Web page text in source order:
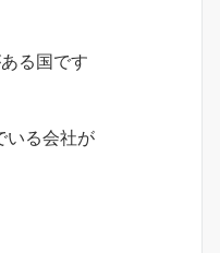
る国です
いる会社が